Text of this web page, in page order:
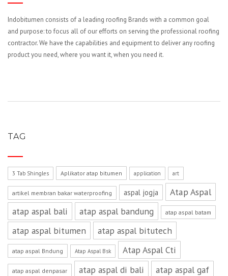
Indobitumen consists of a leading roofing Brands with a common goal
and purpose: to focus all of our efforts on serving the professional roofing
contractor. We have the capabilities and equipment to deliver any roofing
product you need, where you want it, when you need it.
TAG
3 Tab Shingles Aplikator atap bitumen application art
artikel membran bakar waterproofing aspal jogja
Atap Aspal
atap aspal bali
atap aspal bandung atap aspal batam
atap aspal bitumen atap aspal bitutech
atap aspal Bndung Atap Aspal Bsk Atap Aspal Cti
atap aspal denpasar atap aspal di bali
atap aspal gaf